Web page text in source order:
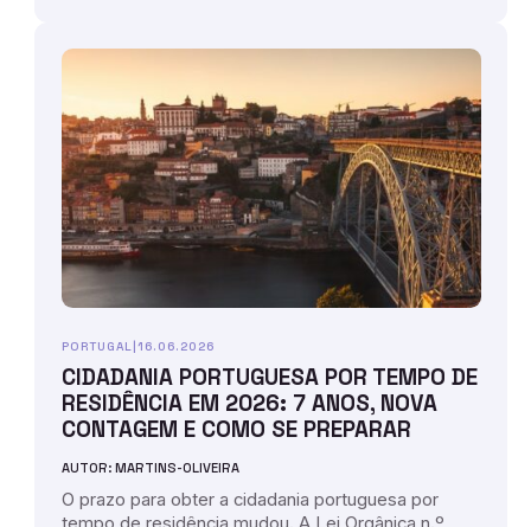
PORTUGAL|16.06.2026
CIDADANIA PORTUGUESA POR TEMPO DE
RESIDÊNCIA EM 2026: 7 ANOS, NOVA
CONTAGEM E COMO SE PREPARAR
AUTOR: MARTINS-OLIVEIRA
O prazo para obter a cidadania portuguesa por